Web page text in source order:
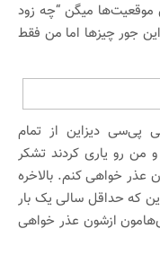
میگن “چه زود
و از این جور چیز‌ها اما من فقط
پی‌سی دیزاین از تمام
من رو یاری کردند تشکر
عذر خواهی کنم. بالاخره
که حداقل سالی یک بار
ازشون عذر خواهی